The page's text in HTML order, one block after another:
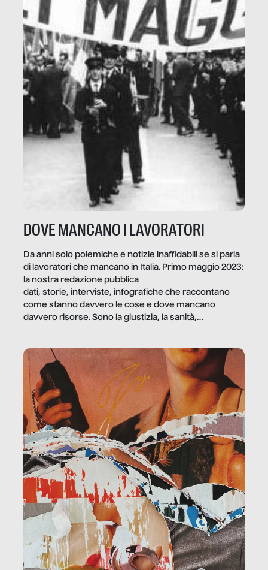
DOVE MANCANO I LAVORATORI
Da anni solo polemiche e notizie inaffidabili se si parla
di lavoratori che mancano in Italia. Primo maggio 2023:
la nostra redazione pubblica
dati, storie, interviste, infografiche che raccontano
come stanno davvero le cose e dove mancano
davvero risorse. Sono la giustizia, la sanità,